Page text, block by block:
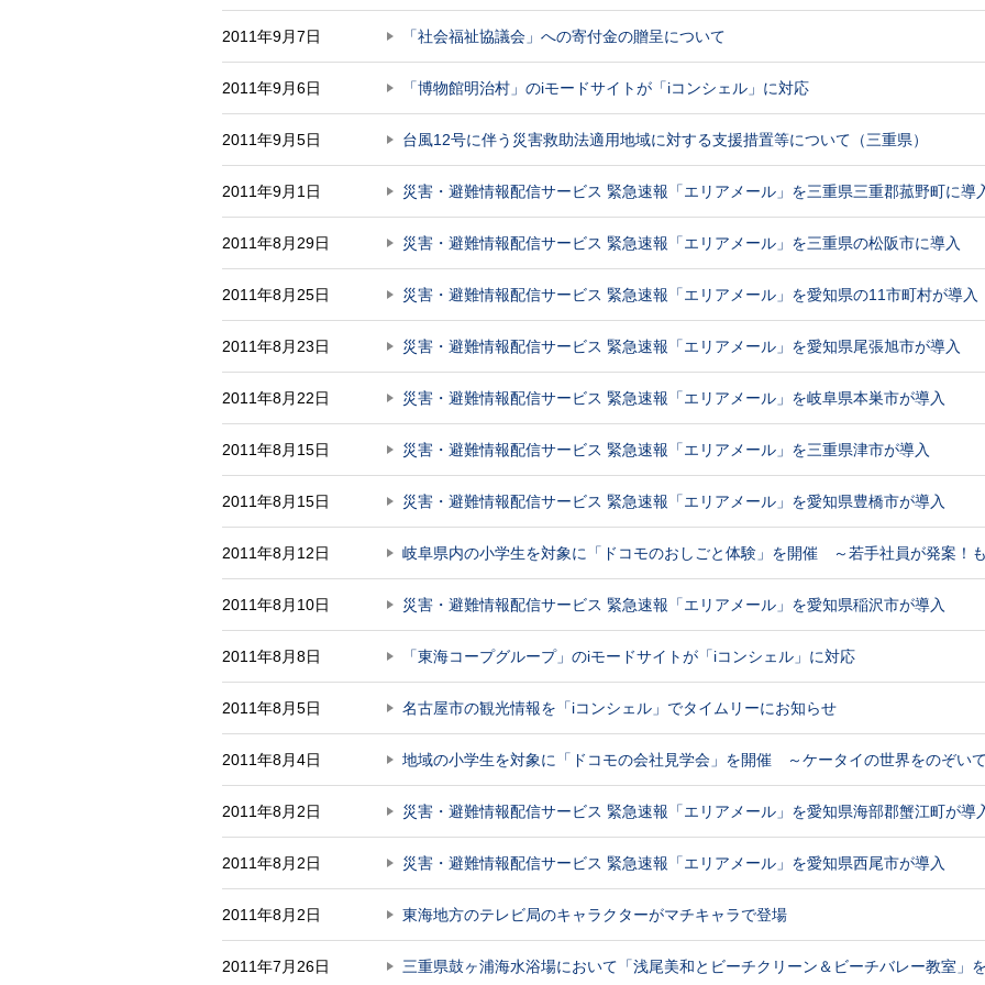
2011年9月7日 「社会福祉協議会」への寄付金の贈呈について
2011年9月6日 「博物館明治村」のiモードサイトが「iコンシェル」に対応
2011年9月5日 台風12号に伴う災害救助法適用地域に対する支援措置等について（三重県）
2011年9月1日 災害・避難情報配信サービス 緊急速報「エリアメール」を三重県三重郡菰野町に導
2011年8月29日 災害・避難情報配信サービス 緊急速報「エリアメール」を三重県の松阪市に導入
2011年8月25日 災害・避難情報配信サービス 緊急速報「エリアメール」を愛知県の11市町村が導入
2011年8月23日 災害・避難情報配信サービス 緊急速報「エリアメール」を愛知県尾張旭市が導入
2011年8月22日 災害・避難情報配信サービス 緊急速報「エリアメール」を岐阜県本巣市が導入
2011年8月15日 災害・避難情報配信サービス 緊急速報「エリアメール」を三重県津市が導入
2011年8月15日 災害・避難情報配信サービス 緊急速報「エリアメール」を愛知県豊橋市が導入
2011年8月12日 岐阜県内の小学生を対象に「ドコモのおしごと体験」を開催 ～若手社員が発案！
2011年8月10日 災害・避難情報配信サービス 緊急速報「エリアメール」を愛知県稲沢市が導入
2011年8月8日 「東海コープグループ」のiモードサイトが「iコンシェル」に対応
2011年8月5日 名古屋市の観光情報を「iコンシェル」でタイムリーにお知らせ
2011年8月4日 地域の小学生を対象に「ドコモの会社見学会」を開催 ～ケータイの世界をのぞい
2011年8月2日 災害・避難情報配信サービス 緊急速報「エリアメール」を愛知県海部郡蟹江町が導
2011年8月2日 災害・避難情報配信サービス 緊急速報「エリアメール」を愛知県西尾市が導入
2011年8月2日 東海地方のテレビ局のキャラクターがマチキャラで登場
2011年7月26日 三重県鼓ヶ浦海水浴場において「浅尾美和とビーチクリーン＆ビーチバレー教室」